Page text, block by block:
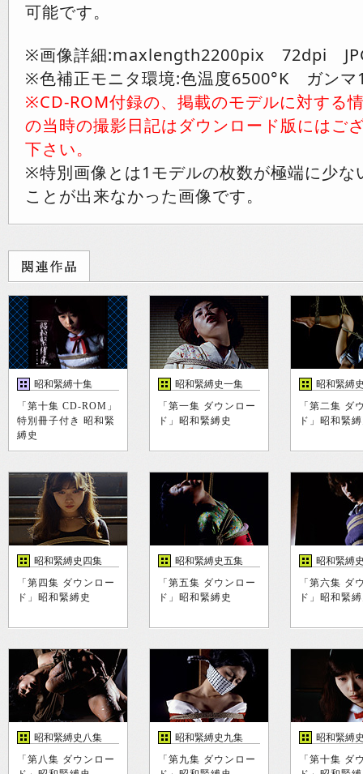
可能です。
※画像詳細:maxlength2200pix 72dpi
※色補正モニタ環境:色温度6500°K ガンマ
※CD-ROM付録の、掲載のモデルに対する
の当時の撮影日記はダウンロード版にはご
下さい。
※特別画像とは1モデルの枚数が極端に少な
ことが出来なかった画像です。
昭和緊縛十集
「第十集 CD-ROM」
特別冊子付き 昭和緊
縛史
昭和緊縛史一集
「第一集 ダウンロー
ド」昭和緊縛史
昭和緊縛
「第二集 ダ
ド」昭和緊
昭和緊縛史四集
「第四集 ダウンロー
ド」昭和緊縛史
昭和緊縛史五集
「第五集 ダウンロー
ド」昭和緊縛史
昭和緊縛
「第六集 ダ
ド」昭和緊
昭和緊縛史八集
「第八集 ダウンロー
昭和緊縛史九集
「第九集 ダウンロー
昭和緊縛
「第十集 ダ